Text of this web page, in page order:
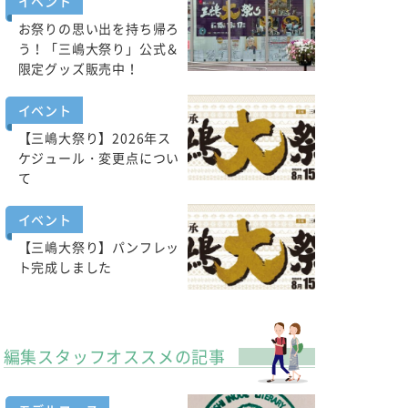
お祭りの思い出を持ち帰ろ
う！「三嶋大祭り」公式＆
限定グッズ販売中！
イベント
【三嶋大祭り】2026年ス
ケジュール・変更点につい
て
イベント
【三嶋大祭り】パンフレッ
ト完成しました
編集スタッフオススメの記事